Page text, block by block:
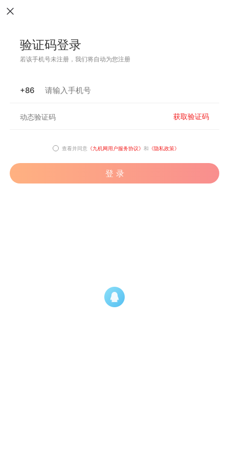
验证码登录
若该手机号未注册，我们将自动为您注册
+86
获取验证码
查看并同意 《九机网用户服务协议》 和 《隐私政策》
登 录